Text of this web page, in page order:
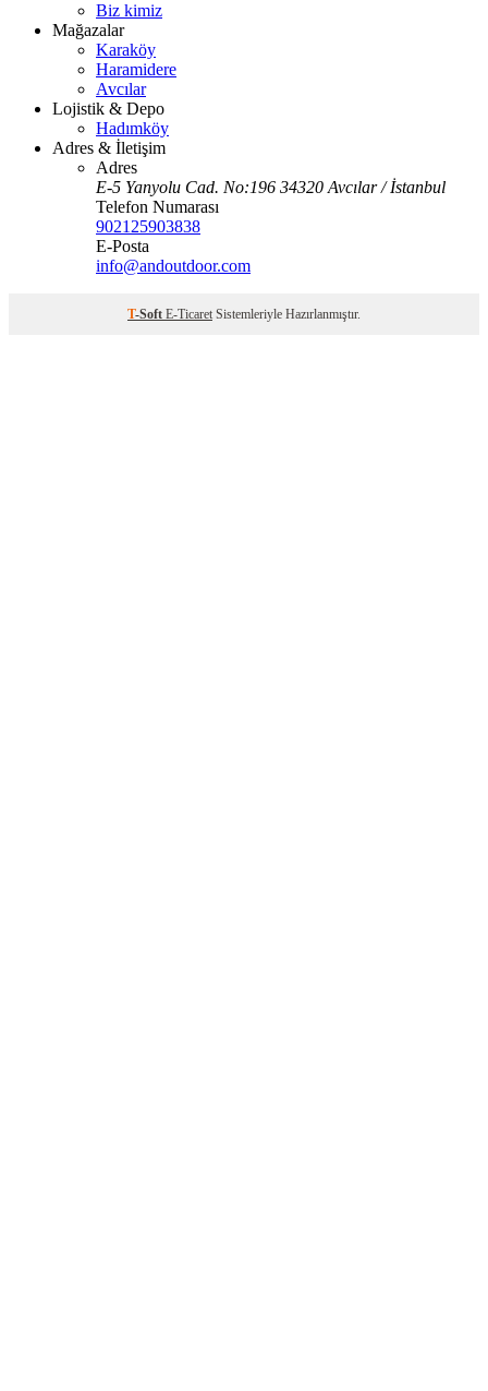
Biz kimiz
Mağazalar
Karaköy
Haramidere
Avcılar
Lojistik & Depo
Hadımköy
Adres & İletişim
Adres
E-5 Yanyolu Cad. No:196 34320 Avcılar / İstanbul
Telefon Numarası
902125903838
E-Posta
info@andoutdoor.com
T-Soft E-Ticaret Sistemleriyle Hazırlanmıştır.